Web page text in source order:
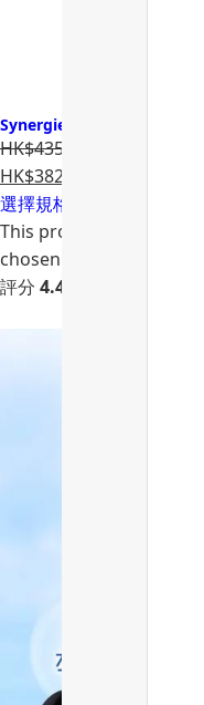
Synergie Minerals
HK$435.00
HK$382.80
選擇規格
This product has
chosen on the product
評分 4.40